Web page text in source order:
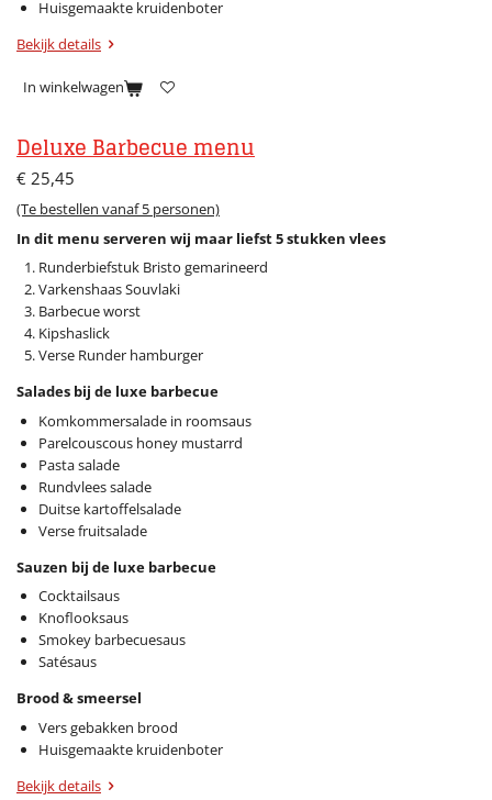
Huisgemaakte kruidenboter
Bekijk details
In winkelwagen
Deluxe Barbecue menu
€ 25,45
(Te bestellen vanaf 5 personen)
In dit menu serveren wij maar liefst 5 stukken vlees
Runderbiefstuk Bristo gemarineerd
Varkenshaas Souvlaki
Barbecue worst
Kipshaslick
Verse Runder hamburger
Salades bij de luxe barbecue
Komkommersalade in roomsaus
Parelcouscous honey mustarrd
Pasta salade
Rundvlees salade
Duitse kartoffelsalade
Verse fruitsalade
Sauzen bij de luxe barbecue
Cocktailsaus
Knoflooksaus
Smokey barbecuesaus
Satésaus
Brood & smeersel
Vers gebakken brood
Huisgemaakte kruidenboter
Bekijk details